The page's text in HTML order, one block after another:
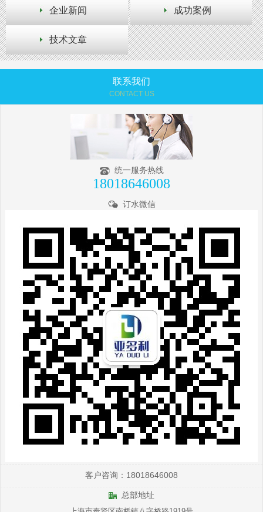
企业新闻 成功案例
技术文章
联系我们
CONTACT US
统一服务热线
18018646008
订水微信
客户咨询：18018646008
总部地址